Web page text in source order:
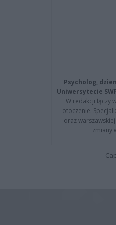
Psycholog,
Uniwersytecie
W redakcji łączy
otoczenie.
oraz
zmiany